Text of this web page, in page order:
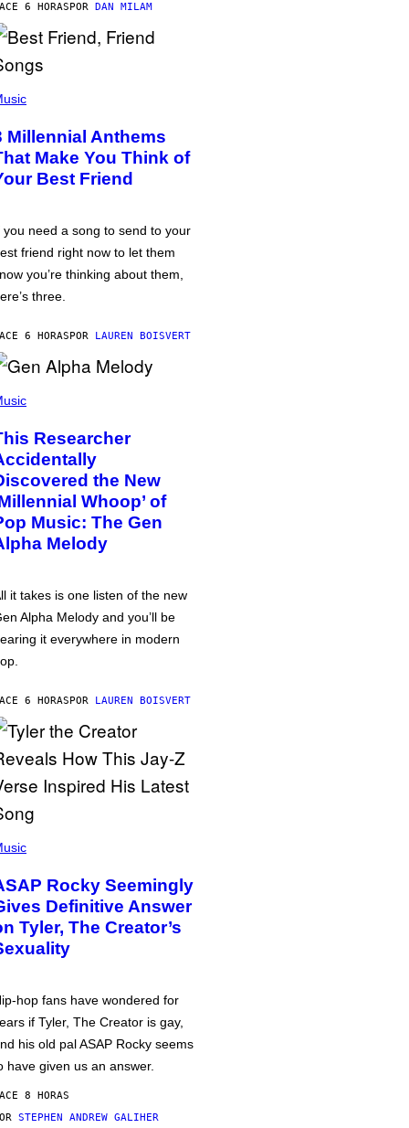
6 HORASPOR DAN MILAM
Millennial Anthems
Make You Think of
Best Friend
you need a song to send to your
friend right now to let them
you’re thinking about them,
three.
6 HORASPOR LAUREN BOISVERT
Researcher
the New
Whoop’ of
Music: The Gen
Melody
it takes is one listen of the new
Alpha Melody and you’ll be
it everywhere in modern
6 HORASPOR LAUREN BOISVERT
Rocky Seemingly
Definitive Answer
Tyler, The Creator’s
hop fans have wondered for
if Tyler, The Creator is gay,
his old pal ASAP Rocky seems
have given us an answer.
8 HORAS
STEPHEN ANDREW GALIHER